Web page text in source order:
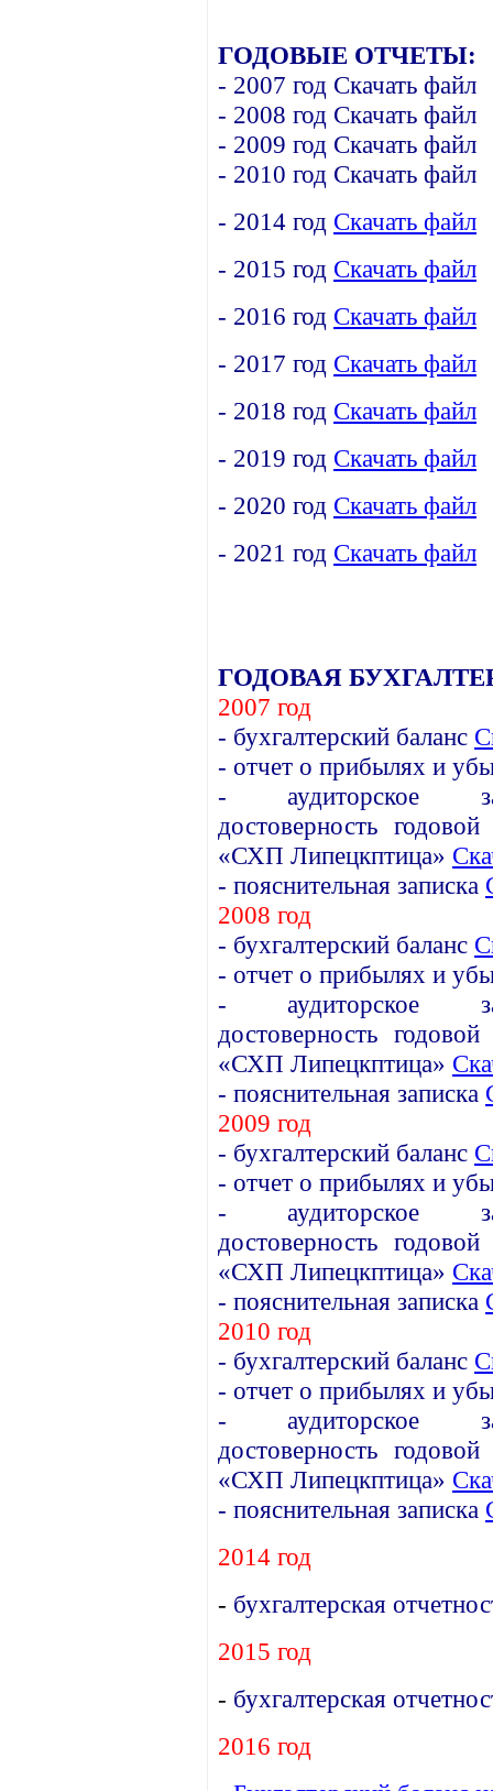
ГОДОВЫЕ ОТЧЕТЫ:
- 2007 год Скачать файл
- 2008 год Скачать файл
- 2009 год Скачать файл
- 2010 год Скачать файл
- 2014 год Скачать файл
- 2015 год Скачать файл
- 2016 год Скачать файл
- 2017 год Скачать файл
- 2018 год Скачать файл
- 2019 год Скачать файл
- 2020 год Скачать файл
- 2021 год Скачать файл
ГОДОВАЯ
2007 год
- бухгалтерский баланс
- отчет о прибылях и
- аудиторское
достоверность
«СХП Липецкптица»
- пояснительная записка
2008 год
- бухгалтерский баланс
- отчет о прибылях и
- аудиторское
достоверность
«СХП Липецкптица»
- пояснительная записка
2009 год
- бухгалтерский баланс
- отчет о прибылях и
- аудиторское
достоверность
«СХП Липецкптица»
- пояснительная записка
2010 год
- бухгалтерский баланс
- отчет о прибылях и
- аудиторское
достоверность
«СХП Липецкптица»
- пояснительная записка
2014 год
- бухгалтерская
2015 год
- бухгалтерская
2016 год